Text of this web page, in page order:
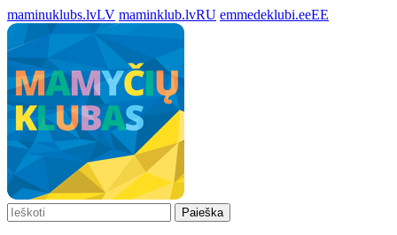
maminuklubs.lvLV maminklub.lvRU emmedeklubi.eeEE
Paieška